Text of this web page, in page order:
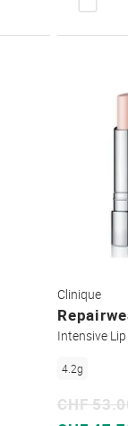
WUNSCHZETTEL
Clinique
Intensive
4.2g
CHF